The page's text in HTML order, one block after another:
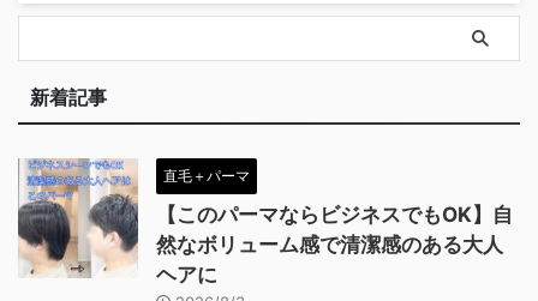
新着記事
直毛＋パーマ
【このパーマならビジネスでもOK】自
然なボリューム感で清潔感のある大人
ヘアに